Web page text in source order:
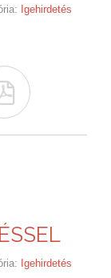
Igehirdetés
Igehirdetés